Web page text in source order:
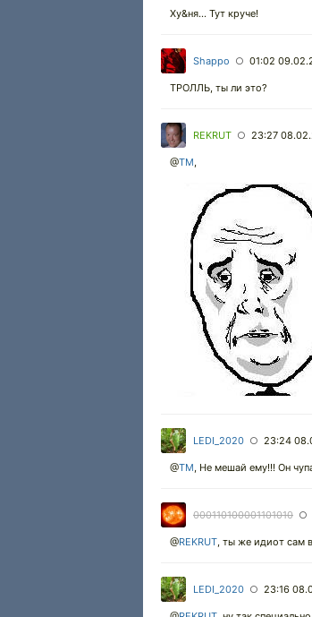
Ху&ня... Тут круче!
Shappo ○ 01:02
ТРОЛЛЬ, ты ли это?
REKRUT ○ 23:27
@TM,
LEDI_2020 ○ 23:24
@TM, Не мешай ему!!! Он
000110100001101010 ○
@REKRUT, ты же идиот сам
LEDI_2020 ○ 23:16